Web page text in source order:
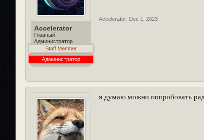
Accelerator
Главный
Администратор
Staff Member
Администратор
Accelerator Dec 1, 2023
я думаю можно попробовать